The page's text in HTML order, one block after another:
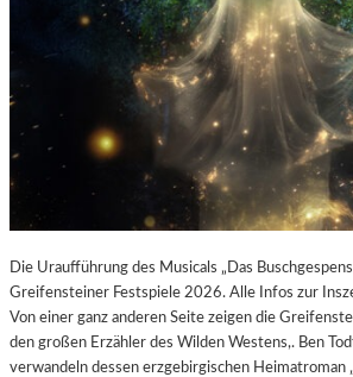
Die Uraufführung des Musicals „Das
Greifensteiner Festspiele 2026. Alle Infos zur
Von einer ganz anderen Seite zeigen die
den großen Erzähler des Wilden Westens,. Ben
verwandeln dessen erzgebirgischen Heimatroman